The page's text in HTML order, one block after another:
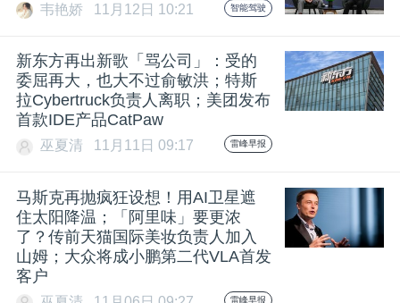
韦艳娇 11月12日 10:21 智能驾驶
新东方再出新歌「骂公司」：受的
委屈再大，也大不过俞敏洪；特斯
拉Cybertruck负责人离职；美团发布
首款IDE产品CatPaw
巫夏清 11月11日 09:17 雷峰早报
马斯克再抛疯狂设想！用AI卫星遮
住太阳降温；「阿里味」要更浓
了？传前天猫国际美妆负责人加入
山姆；大众将成小鹏第二代VLA首发
客户
雷峰早报